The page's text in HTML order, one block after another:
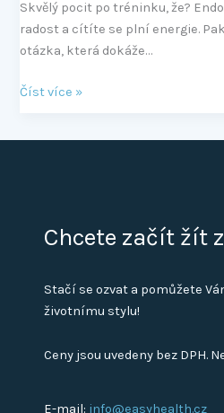
Skvělý pocit po tréninku, že?
radost a cítíte se plní energie.
otázka, která dokáže…
Číst více »
Chcete začít žít
Stačí se ozvat a pomůžete
životnímu stylu!
Ceny jsou uvedeny bez DPH.
E-mail: info@easyhealth.cz